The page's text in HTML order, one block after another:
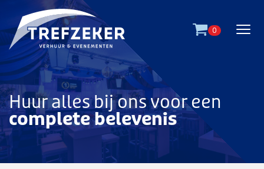
Ga direct naarde inhoud
0
Huur alles bij ons voor een
complete belevenis